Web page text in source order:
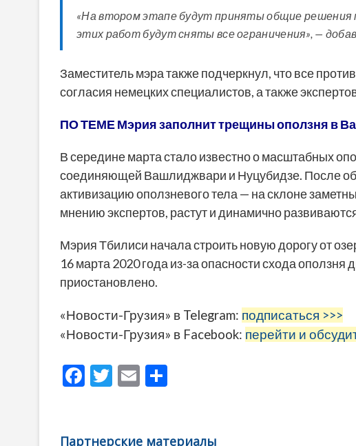
«На втором этапе будут приняты общие решения
этих работ будут сняты все ограничения», —
Заместитель мэра также подчеркнул, что все
согласия немецких специалистов, а также
ПО ТЕМЕ Мэрия заполнит трещины оползня в
В середине марта стало известно о масштабных
соединяющей Вашлиджвари и Нуцубидзе. После
активизацию оползневого тела — на склоне
мнению экспертов, растут и динамично
Мэрия Тбилиси начала строить новую дорогу от
16 марта 2020 года из-за опасности схода
приостановлено.
«Новости-Грузия» в Telegram: подписаться >>>
«Новости-Грузия» в Facebook: перейти и
F
T
E
Партнерские материалы